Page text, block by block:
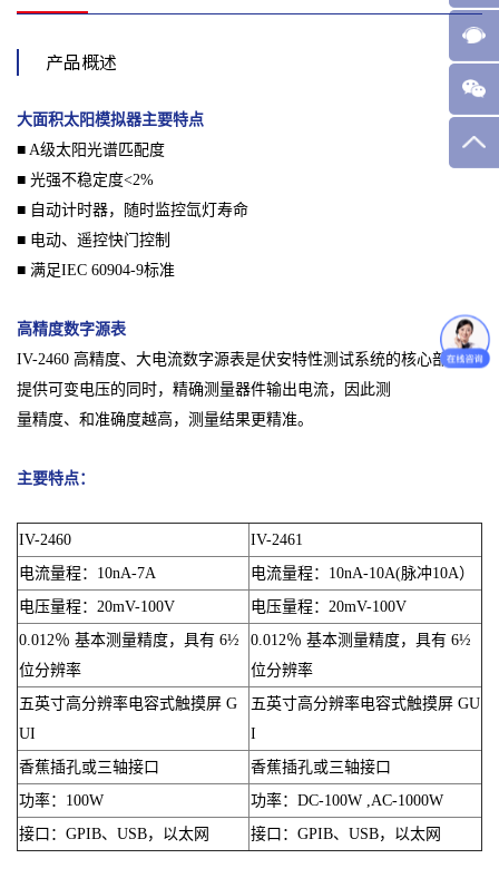
产品概述
大面积太阳模拟器主要特点
■ A级太阳光谱匹配度
■ 光强不稳定度<2%
■ 自动计时器，随时监控氙灯寿命
■ 电动、遥控快门控制
■ 满足IEC 60904-9标准
高精度数字源表
IV-2460 高精度、大电流数字源表是伏安特性测试系统的核心部件，
提供可变电压的同时，精确测量器件输出电流，因此测
量精度、和准确度越高，测量结果更精准。
主要特点：
IV-2460
IV-2461
电流量程：10nA-7A
电流量程：10nA-10A(脉冲10A）
电压量程：20mV-100V
电压量程：20mV-100V
0.012％ 基本测量精度，具有 6½
位分辨率
0.012％ 基本测量精度，具有 6½
位分辨率
五英寸高分辨率电容式触摸屏 G
UI
五英寸高分辨率电容式触摸屏 GU
I
香蕉插孔或三轴接口
香蕉插孔或三轴接口
功率：100W
功率：DC-100W ,AC-1000W
接口：GPIB、USB，以太网
接口：GPIB、USB，以太网